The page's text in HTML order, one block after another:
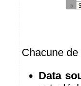
Chacune
Data